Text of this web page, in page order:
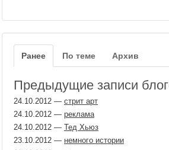
Ранее По теме Архив
Предыдущие записи
24.10.2012 — стрит арт
24.10.2012 — реклама
24.10.2012 — Тед Хьюз
23.10.2012 — немного истории